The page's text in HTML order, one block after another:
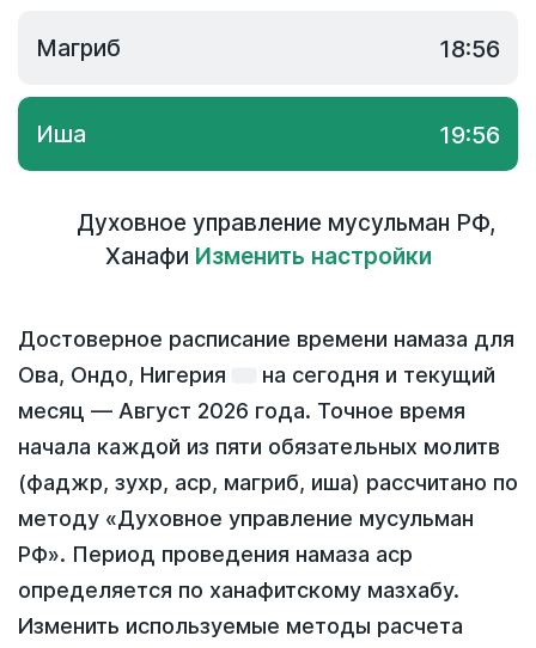
Магриб 18:56
Иша 19:56
Духовное управление мусульман РФ,
Ханафи Изменить настройки
Достоверное расписание времени намаза для
Ова, Ондо, Нигерия
на сегодня и текущий
месяц — Август 2026 года. Точное время
начала каждой из пяти обязательных молитв
(фаджр, зухр, аср, магриб, иша) рассчитано по
методу «Духовное управление мусульман
РФ». Период проведения намаза аср
определяется по ханафитскому мазхабу.
Изменить используемые методы расчета